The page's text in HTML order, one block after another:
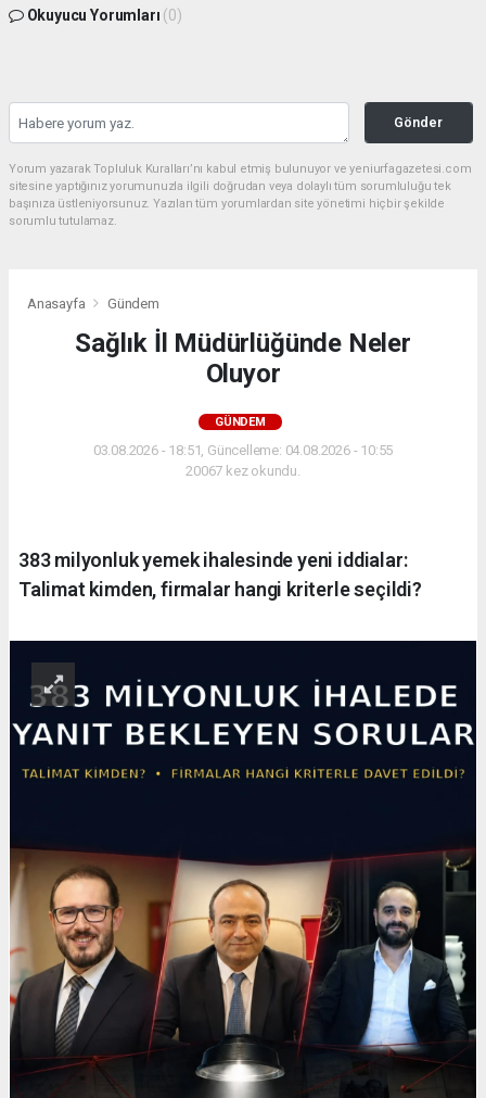
Okuyucu Yorumları (0)
Gönder
Yorum yazarak Topluluk Kuralları’nı kabul etmiş bulunuyor ve yeniurfagazetesi.com
sitesine yaptığınız yorumunuzla ilgili doğrudan veya dolaylı tüm sorumluluğu tek
başınıza üstleniyorsunuz. Yazılan tüm yorumlardan site yönetimi hiçbir şekilde
sorumlu tutulamaz.
Anasayfa Gündem
Sağlık İl Müdürlüğünde Neler
Oluyor
GÜNDEM
03.08.2026 - 18:51, Güncelleme: 04.08.2026 - 10:55
20067 kez okundu.
383 milyonluk yemek ihalesinde yeni iddialar:
Talimat kimden, firmalar hangi kriterle seçildi?